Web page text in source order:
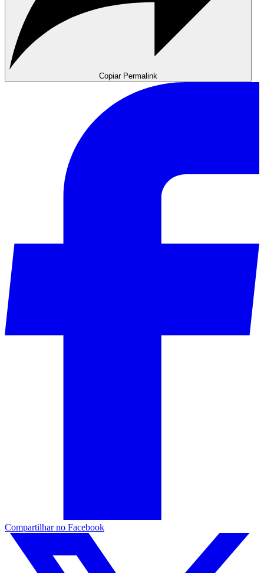
Copiar Permalink
Compartilhar no Facebook